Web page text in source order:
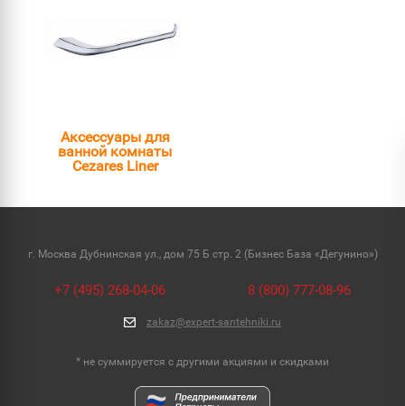
Аксессуары для
ванной комнаты
Cezares Liner
г. Москва Дубнинская ул., дом 75 Б стр. 2 (Бизнес База «Дегунино»)
+7 (495) 268-04-06 8 (800) 777-08-96
zakaz@expert-santehniki.ru
* не суммируется с другими акциями и скидками